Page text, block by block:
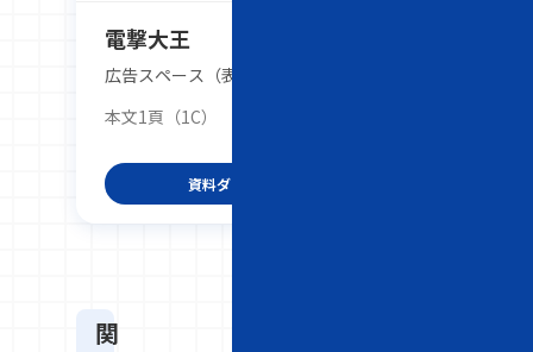
電撃大王
広告スペース（表2～4、本文1頁）
本文1頁（1C）
資料ダウンロード
関